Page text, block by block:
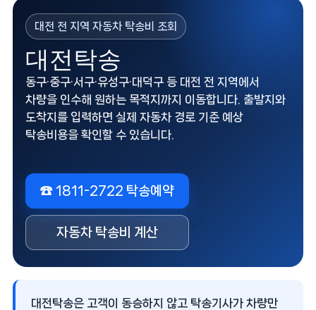
대전 전 지역 자동차 탁송비 조회
대전탁송
동구·중구·서구·유성구·대덕구 등 대전 전 지역에서
차량을 인수해 원하는 목적지까지 이동합니다. 출발지와
도착지를 입력하면 실제 자동차 경로 기준 예상
탁송비용을 확인할 수 있습니다.
☎ 1811-2722 탁송예약
자동차 탁송비 계산
대전탁송은 고객이 동승하지 않고 탁송기사가 차량만